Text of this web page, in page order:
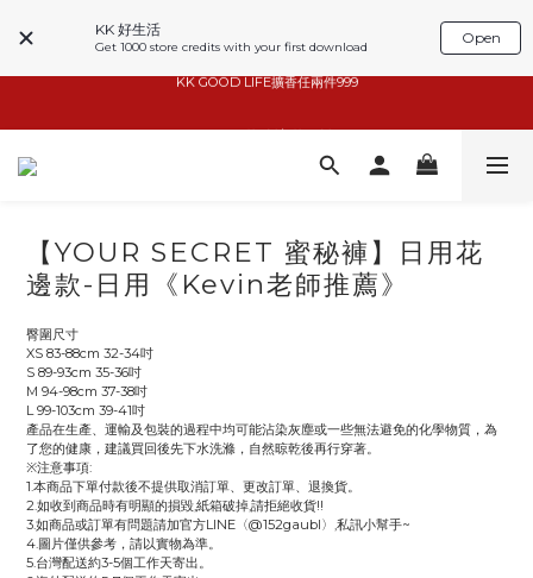
KK 好生活
Get 1000 store credits with your first download
Open
basiik1件9折/2件88折
【YOUR SECRET 蜜秘褲】日用花
邊款-日用《Kevin老師推薦》
臀圍尺寸
XS 83-88cm 32-34吋
S 89-93cm 35-36吋
M 94-98cm 37-38吋
L 99-103cm 39-41吋
產品在生產、運輸及包裝的過程中均可能沾染灰塵或一些無法避免的化學物質，為
了您的健康，建議買回後先下水洗滌，自然晾乾後再行穿著。
※注意事項:
1.本商品下單付款後不提供取消訂單、更改訂單、退換貨。
2.如收到商品時有明顯的損毀,紙箱破掉,請拒絕收貨!!
3.如商品或訂單有問題請加官方LINE〈@152gaubl〉,私訊小幫手~
4.圖片僅供參考，請以實物為準。
5.台灣配送約3-5個工作天寄出。